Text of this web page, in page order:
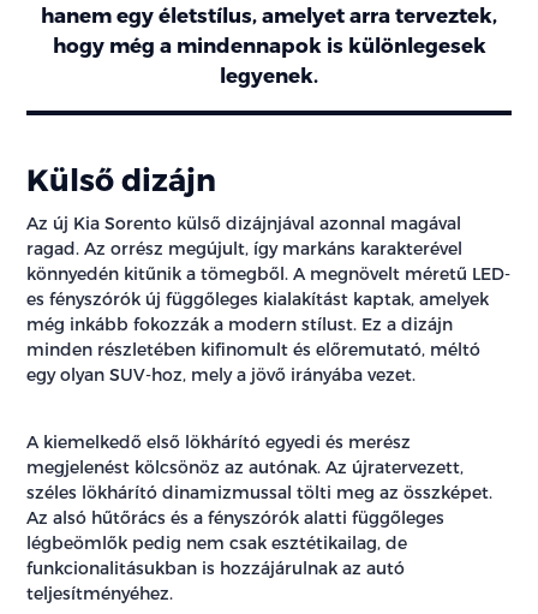
hanem egy életstílus, amelyet arra terveztek,
hogy még a mindennapok is különlegesek
legyenek.
Külső dizájn
Az új Kia Sorento külső dizájnjával azonnal magával
ragad. Az orrész megújult, így markáns karakterével
könnyedén kitűnik a tömegből. A megnövelt méretű LED-
es fényszórók új függőleges kialakítást kaptak, amelyek
még inkább fokozzák a modern stílust. Ez a dizájn
minden részletében kifinomult és előremutató, méltó
egy olyan SUV-hoz, mely a jövő irányába vezet.
A kiemelkedő első lökhárító egyedi és merész
megjelenést kölcsönöz az autónak. Az újratervezett,
széles lökhárító dinamizmussal tölti meg az összképet.
Az alsó hűtőrács és a fényszórók alatti függőleges
légbeömlők pedig nem csak esztétikailag, de
funkcionalitásukban is hozzájárulnak az autó
teljesítményéhez.